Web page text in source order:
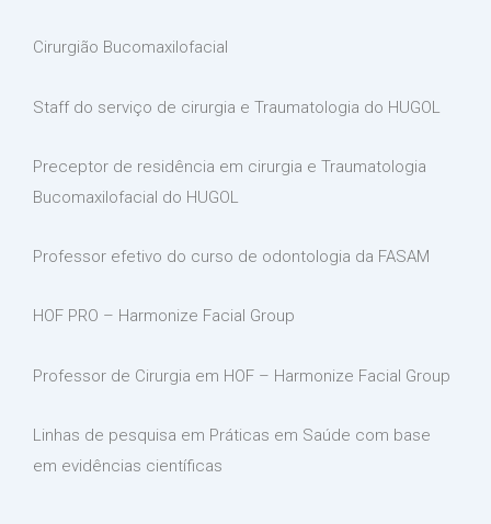
Cirurgião Bucomaxilofacial
Staff do serviço de cirurgia e Traumatologia do HUGOL
Preceptor de residência em cirurgia e Traumatologia
Bucomaxilofacial do HUGOL
Professor efetivo do curso de odontologia da FASAM
HOF PRO – Harmonize Facial Group
Professor de Cirurgia em HOF – Harmonize Facial Group
Linhas de pesquisa em Práticas em Saúde com base
em evidências científicas